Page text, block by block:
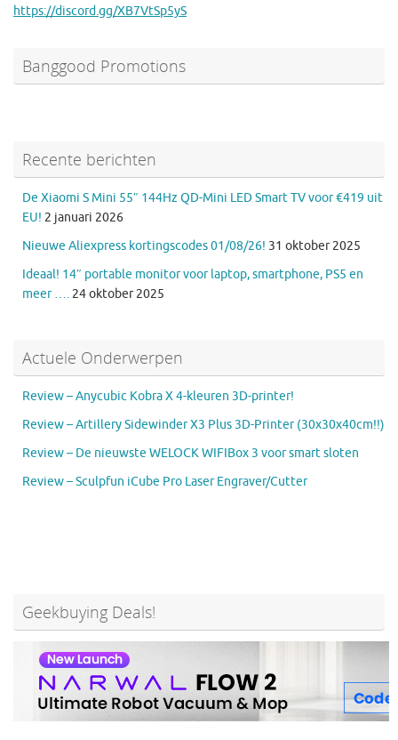
https://discord.gg/XB7VtSp5yS
Banggood Promotions
Recente berichten
De Xiaomi S Mini 55″ 144Hz QD-Mini LED Smart TV voor €419 uit
EU! 2 januari 2026
Nieuwe Aliexpress kortingscodes 01/08/26! 31 oktober 2025
Ideaal! 14″ portable monitor voor laptop, smartphone, PS5 en
meer …. 24 oktober 2025
Actuele Onderwerpen
Review – Anycubic Kobra X 4-kleuren 3D-printer!
Review – Artillery Sidewinder X3 Plus 3D-Printer (30x30x40cm!!)
Review – De nieuwste WELOCK WIFIBox 3 voor smart sloten
Review – Sculpfun iCube Pro Laser Engraver/Cutter
Geekbuying Deals!